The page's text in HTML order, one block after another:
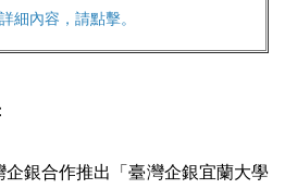
細內容，請點擊。
銀合作推出「臺灣企銀宜蘭大學